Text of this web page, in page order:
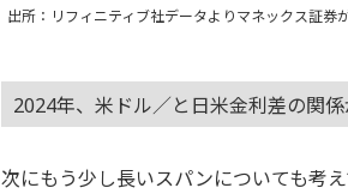
出所：リフィニティブ社データよりマネックス証券
2024年、米ドル／と日米金利差の関
次にもう少し長いスパンについても考